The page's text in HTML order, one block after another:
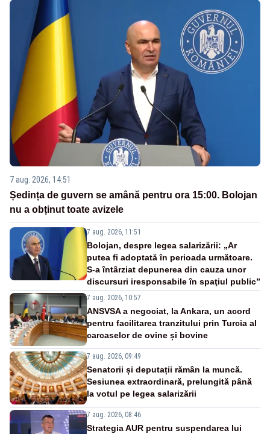
7 aug. 2026, 14:51
Ședința de guvern se amână pentru ora 15:00. Bolojan
nu a obținut toate avizele
7 aug. 2026, 11:51
Bolojan, despre legea salarizării: „Ar
putea fi adoptată în perioada următoare.
S-a întârziat depunerea din cauza unor
discursuri iresponsabile în spaţiul public”
7 aug. 2026, 10:57
ANSVSA a negociat, la Ankara, un acord
pentru facilitarea tranzitului prin Turcia al
carcaselor de ovine și bovine
7 aug. 2026, 09:49
Senatorii și deputații rămân la muncă.
Sesiunea extraordinară, prelungită până
la votul pe legea salarizării
7 aug. 2026, 08:46
Strategia AUR pentru suspendarea lui